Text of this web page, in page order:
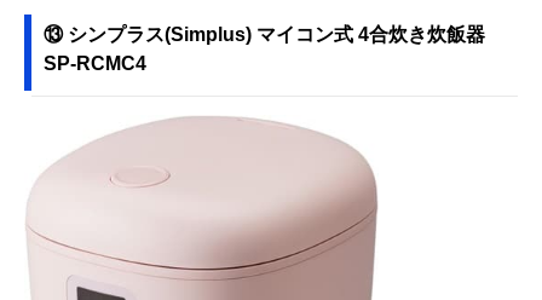
⑬ シンプラス(Simplus) マイコン式 4合炊き炊飯器
SP-RCMC4